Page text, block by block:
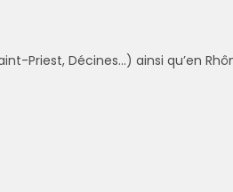
Priest, Décines…) ainsi qu’en